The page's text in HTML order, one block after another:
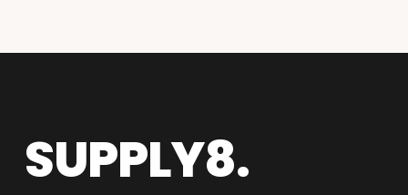
SUPPLY8.